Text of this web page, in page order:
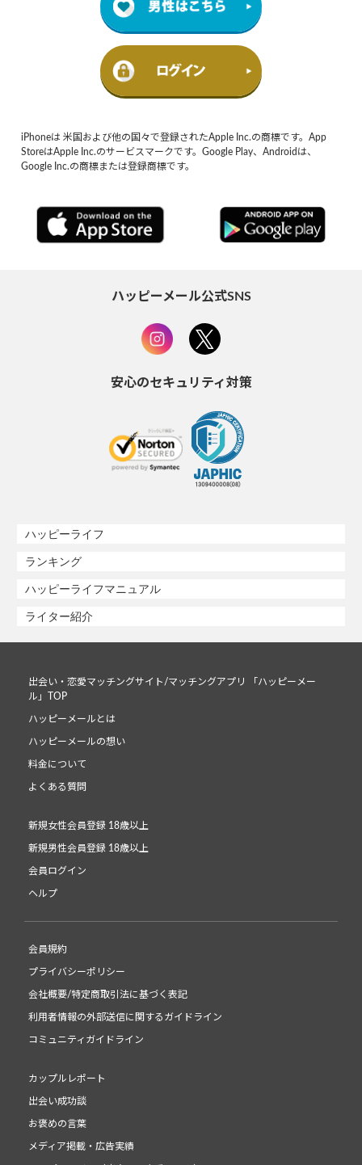
iPhoneは 米国および他の国々で登録されたApple Inc.の商標です。App
StoreはApple Inc.のサービスマークです。Google Play、Androidは、
Google Inc.の商標または登録商標です。
ハッピーメール公式SNS
安心のセキュリティ対策
ハッピーライフ
ランキング
ハッピーライフマニュアル
ライター紹介
出会い・恋愛マッチングサイト/マッチングアプリ 「ハッピーメー
ル」TOP
ハッピーメールとは
ハッピーメールの想い
料金について
よくある質問
新規女性会員登録 18歳以上
新規男性会員登録 18歳以上
会員ログイン
ヘルプ
会員規約
プライバシーポリシー
会社概要/特定商取引法に基づく表記
利用者情報の外部送信に関するガイドライン
コミュニティガイドライン
カップルレポート
出会い成功談
お褒めの言葉
メディア掲載・広告実績